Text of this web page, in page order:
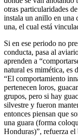
otras particularidades
instala un anillo en una
una, el cual está
Si en ese periodo no
conducta, pasa al
aprenden a
natural es mimética, es
“El comportamiento
pertenecen loros,
grupos, pero si hay
silvestre y fueron
entonces piensan que
una guara (forma
Honduras)”, refuerza